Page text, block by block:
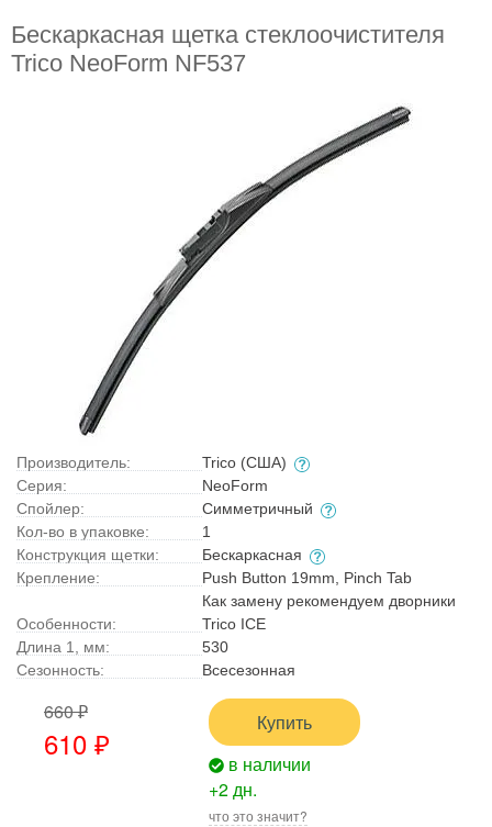
Бескаркасная щетка стеклоочистителя
Trico NeoForm NF537
Производитель:
Trico (США)
Серия:
NeoForm
Спойлер:
Симметричный
Кол-во в упаковке:
1
Конструкция щетки:
Бескаркасная
Крепление:
Push Button 19mm, Pinch Tab
Особенности:
Как замену рекомендуем дворники
Trico ICE
Длина 1, мм:
530
Сезонность:
Всесезонная
660 ₽
610 ₽
Купить
в наличии
+2 дн.
что это значит?